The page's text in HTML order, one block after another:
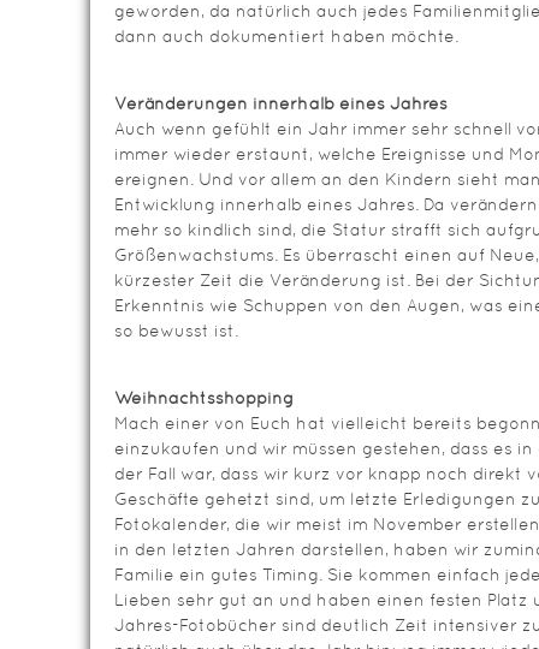
geworden, da natürlich auch jedes
dann auch dokumentiert haben möchte.
Veränderungen innerhalb eines Jahres
Auch wenn gefühlt ein Jahr immer sehr schnell
immer wieder erstaunt, welche Ereignisse und
ereignen. Und vor allem an den Kindern sieht
Entwicklung innerhalb eines Jahres. Da
mehr so kindlich sind, die Statur strafft sich
Größenwachstums. Es überrascht einen auf
kürzester Zeit die Veränderung ist. Bei der
Erkenntnis wie Schuppen von den Augen, was
so bewusst ist.
Weihnachtsshopping
Mach einer von Euch hat vielleicht bereits
einzukaufen und wir müssen gestehen, dass es
der Fall war, dass wir kurz vor knapp noch direkt
Geschäfte gehetzt sind, um letzte Erledigungen
Fotokalender, die wir meist im November
in den letzten Jahren darstellen, haben wir
Familie ein gutes Timing. Sie kommen einfach
Lieben sehr gut an und haben einen festen Platz
Jahres-Fotobücher sind deutlich Zeit intensiver